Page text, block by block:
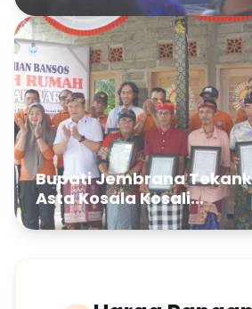
Bupati Jembrana
Asta Kosala Kosali...